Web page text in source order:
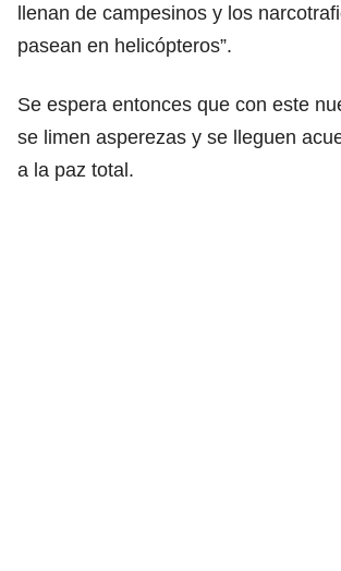
llenan de campesinos y los
pasean en helicópteros”.
Se espera entonces que con este
se limen asperezas y se lleguen
a la paz total.